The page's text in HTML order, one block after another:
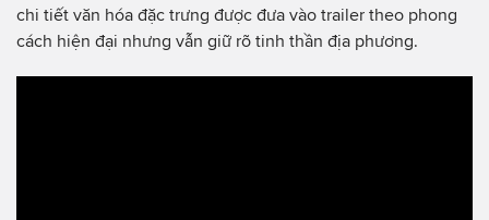
chi tiết văn hóa đặc trưng được đưa vào trailer theo phong
cách hiện đại nhưng vẫn giữ rõ tinh thần địa phương.